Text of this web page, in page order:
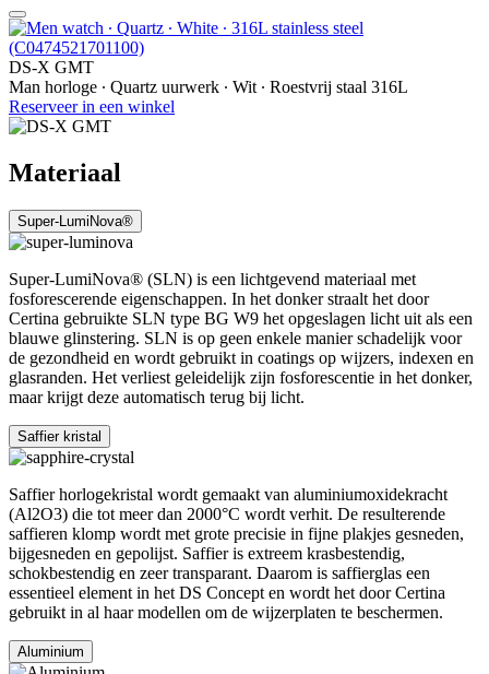
DS-X GMT
Man horloge ∙ Quartz uurwerk ∙ Wit ∙ Roestvrij staal 316L
Reserveer in een winkel
Materiaal
Super-LumiNova®
Super-LumiNova® (SLN) is een lichtgevend materiaal met
fosforescerende eigenschappen. In het donker straalt het door
Certina gebruikte SLN type BG W9 het opgeslagen licht uit als een
blauwe glinstering. SLN is op geen enkele manier schadelijk voor
de gezondheid en wordt gebruikt in coatings op wijzers, indexen en
glasranden. Het verliest geleidelijk zijn fosforescentie in het donker,
maar krijgt deze automatisch terug bij licht.
Saffier kristal
Saffier horlogekristal wordt gemaakt van aluminiumoxidekracht
(Al2O3) die tot meer dan 2000°C wordt verhit. De resulterende
saffieren klomp wordt met grote precisie in fijne plakjes gesneden,
bijgesneden en gepolijst. Saffier is extreem krasbestendig,
schokbestendig en zeer transparant. Daarom is saffierglas een
essentieel element in het DS Concept en wordt het door Certina
gebruikt in al haar modellen om de wijzerplaten te beschermen.
Aluminium